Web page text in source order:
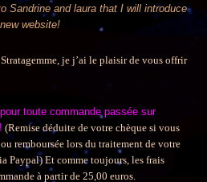
Sandrine and laura that I will introduce
website!
je j’ai le plaisir de vous offrir
toute commande passée sur
(Remise déduite de votre chèque si vous
remboursée lors du traitement de votre
Paypal) Et comme toujours, les frais
à partir de 25,00 euros.